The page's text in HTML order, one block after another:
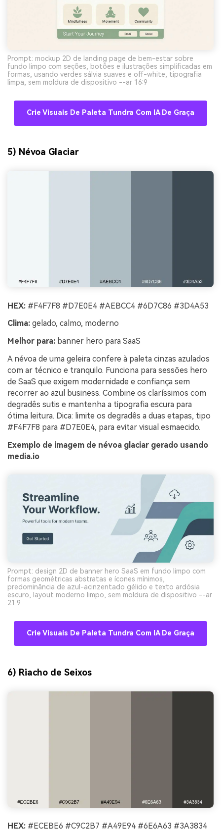
Prompt: mockup 2D de landing page de bem-estar sobre
fundo limpo com seções, botões e ilustrações simplificadas em
formas, usando verdes sálvia suaves e off-white, tipografia
limpa, sem moldura de dispositivo --ar 16:9
Crie Visuais De Paleta Tundra Com IA De Graça
5) Névoa Glaciar
HEX: #F4F7F8 #D7E0E4 #AEBCC4 #6D7C86 #3D4A53
Clima: gelado, calmo, moderno
Melhor para: banner hero para SaaS
A névoa de uma geleira confere à paleta cinzas azulados
com ar técnico e tranquilo. Funciona para sessões hero
de SaaS que exigem modernidade e confiança sem
recorrer ao azul business. Combine os claríssimos com
degradês sutis e mantenha a tipografia escura para
ótima leitura. Dica: limite os degradês a duas etapas, tipo
#F4F7F8 para #D7E0E4, para evitar visual esmaecido.
Exemplo de imagem de névoa glaciar gerado usando
media.io
Prompt: design 2D de banner hero SaaS em fundo limpo com
formas geométricas abstratas e ícones mínimos,
predominância de azul-acinzentado gélido e texto ardósia
escuro, layout moderno limpo, sem moldura de dispositivo --ar
21:9
Crie Visuais De Paleta Tundra Com IA De Graça
6) Riacho de Seixos
HEX: #ECEBE6 #C9C2B7 #A49E94 #6E6A63 #3A3834